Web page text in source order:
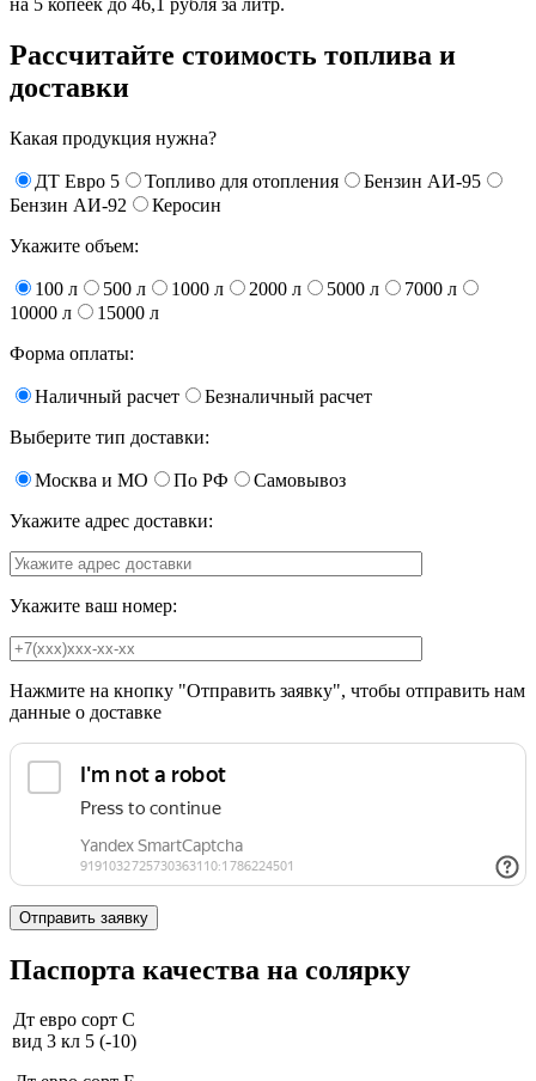
Рассчитайте стоимость топлива и
доставки
Какая продукция нужна?
ДТ Евро 5 Топливо для отопления
Бензин АИ-95
Бензин АИ-92
Керосин
Укажите объем:
100 л 500 л 1000 л 2000 л 5000 л
7000 л
10000 л
15000 л
Форма оплаты:
Наличный расчет
Безналичный расчет
Выберите тип доставки:
Москва и МО По РФ
Самовывоз
Укажите адрес доставки:
Укажите ваш номер:
Нажмите на кнопку "Отправить заявку", чтобы отправить нам
данные о доставке
Паспорта качества на солярку
Дт евро сорт С
вид 3 кл 5 (-10)